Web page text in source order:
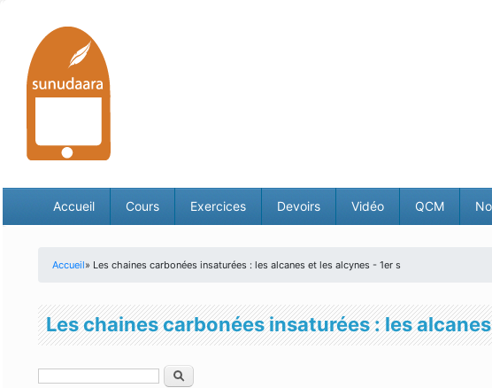
Accueil Cours Exercices Devoirs Vidéo QCM
Accueil» Les chaines carbonées insaturées : les alcanes et les alcynes - 1er s
Les chaines carbonées insaturées : les
Rechercher